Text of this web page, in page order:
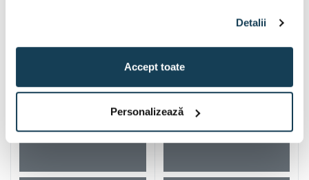
Detalii
Accept toate
Personalizează